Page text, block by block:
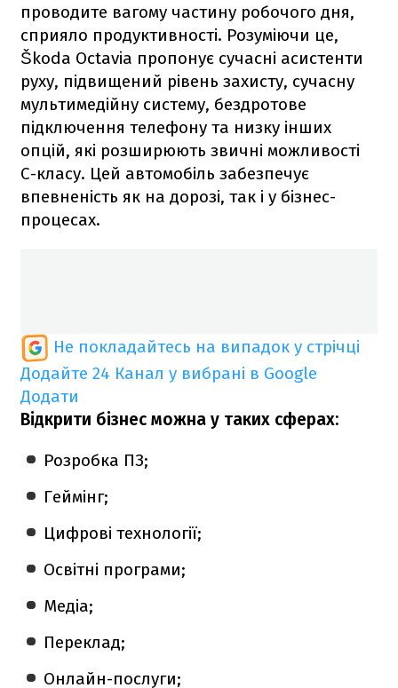
проводите вагому частину робочого дня,
сприяло продуктивності. Розуміючи це,
Škoda Octavia пропонує сучасні асистенти
руху, підвищений рівень захисту, сучасну
мультимедійну систему, бездротове
підключення телефону та низку інших
опцій, які розширюють звичні можливості
С-класу. Цей автомобіль забезпечує
впевненість як на дорозі, так і у бізнес-
процесах.
Не покладайтесь на випадок у стрічці
Додайте 24 Канал у вибрані в Google
Додати
Відкрити бізнес можна у таких сферах:
Розробка ПЗ;
Геймінг;
Цифрові технології;
Освітні програми;
Медіа;
Переклад;
Онлайн-послуги;